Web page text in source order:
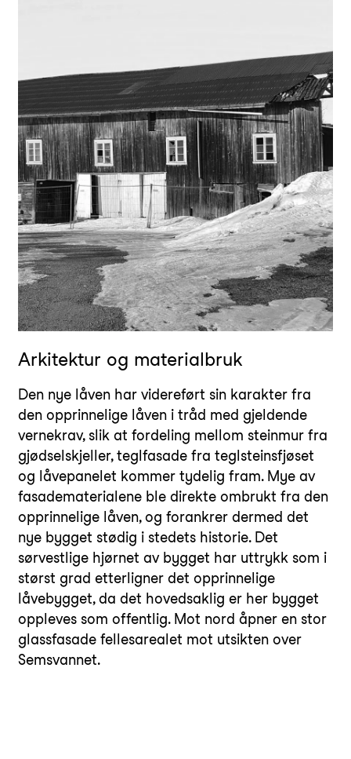
Arkitektur og materialbruk
Den nye låven har videreført sin karakter fra
den opprinnelige låven i tråd med gjeldende
vernekrav, slik at fordeling mellom steinmur fra
gjødselskjeller, teglfasade fra teglsteinsfjøset
og låvepanelet kommer tydelig fram. Mye av
fasadematerialene ble direkte ombrukt fra den
opprinnelige låven, og forankrer dermed det
nye bygget stødig i stedets historie. Det
sørvestlige hjørnet av bygget har uttrykk som i
størst grad etterligner det opprinnelige
låvebygget, da det hovedsaklig er her bygget
oppleves som offentlig. Mot nord åpner en stor
glassfasade fellesarealet mot utsikten over
Semsvannet.